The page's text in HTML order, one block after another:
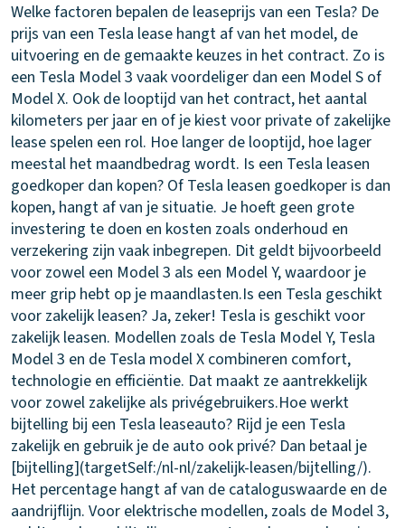
Welke factoren bepalen de leaseprijs van een Tesla? De
prijs van een Tesla lease hangt af van het model, de
uitvoering en de gemaakte keuzes in het contract. Zo is
een Tesla Model 3 vaak voordeliger dan een Model S of
Model X. Ook de looptijd van het contract, het aantal
kilometers per jaar en of je kiest voor private of zakelijke
lease spelen een rol. Hoe langer de looptijd, hoe lager
meestal het maandbedrag wordt. Is een Tesla leasen
goedkoper dan kopen? Of Tesla leasen goedkoper is dan
kopen, hangt af van je situatie. Je hoeft geen grote
investering te doen en kosten zoals onderhoud en
verzekering zijn vaak inbegrepen. Dit geldt bijvoorbeeld
voor zowel een Model 3 als een Model Y, waardoor je
meer grip hebt op je maandlasten.Is een Tesla geschikt
voor zakelijk leasen? Ja, zeker! Tesla is geschikt voor
zakelijk leasen. Modellen zoals de Tesla Model Y, Tesla
Model 3 en de Tesla model X combineren comfort,
technologie en efficiëntie. Dat maakt ze aantrekkelijk
voor zowel zakelijke als privégebruikers.Hoe werkt
bijtelling bij een Tesla leaseauto? Rijd je een Tesla
zakelijk en gebruik je de auto ook privé? Dan betaal je
[bijtelling](targetSelf:/nl-nl/zakelijk-leasen/bijtelling/).
Het percentage hangt af van de cataloguswaarde en de
aandrijflijn. Voor elektrische modellen, zoals de Model 3,